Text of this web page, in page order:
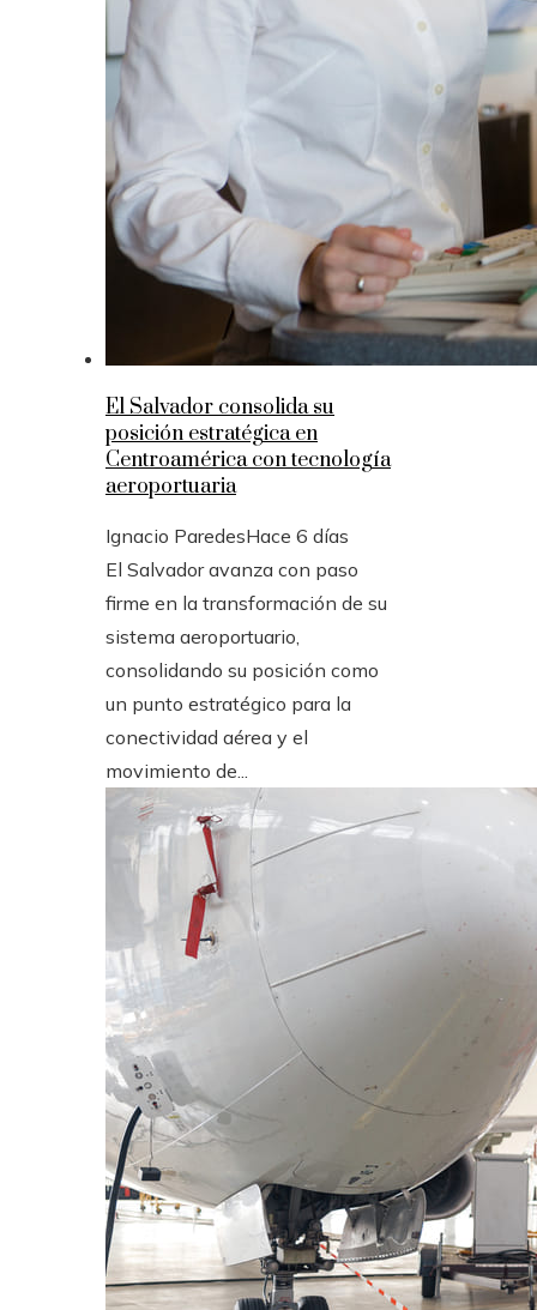
El Salvador consolida su
posición estratégica en
Centroamérica con tecnología
aeroportuaria
Ignacio ParedesHace 6 días
El Salvador avanza con paso
firme en la transformación de su
sistema aeroportuario,
consolidando su posición como
un punto estratégico para la
conectividad aérea y el
movimiento de...